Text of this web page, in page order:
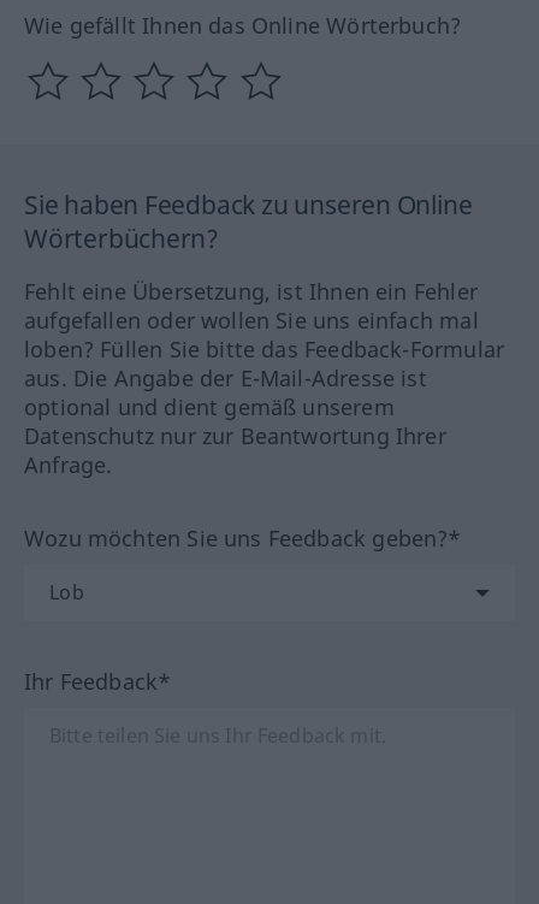
Wie gefällt Ihnen das Online Wörterbuch?
Sie haben Feedback zu unseren Online
Wörterbüchern?
Fehlt eine Übersetzung, ist Ihnen ein Fehler
aufgefallen oder wollen Sie uns einfach mal
loben? Füllen Sie bitte das Feedback-Formular
aus. Die Angabe der E-Mail-Adresse ist
optional und dient gemäß unserem
Datenschutz nur zur Beantwortung Ihrer
Anfrage.
Wozu möchten Sie uns Feedback geben?*
Ihr Feedback*